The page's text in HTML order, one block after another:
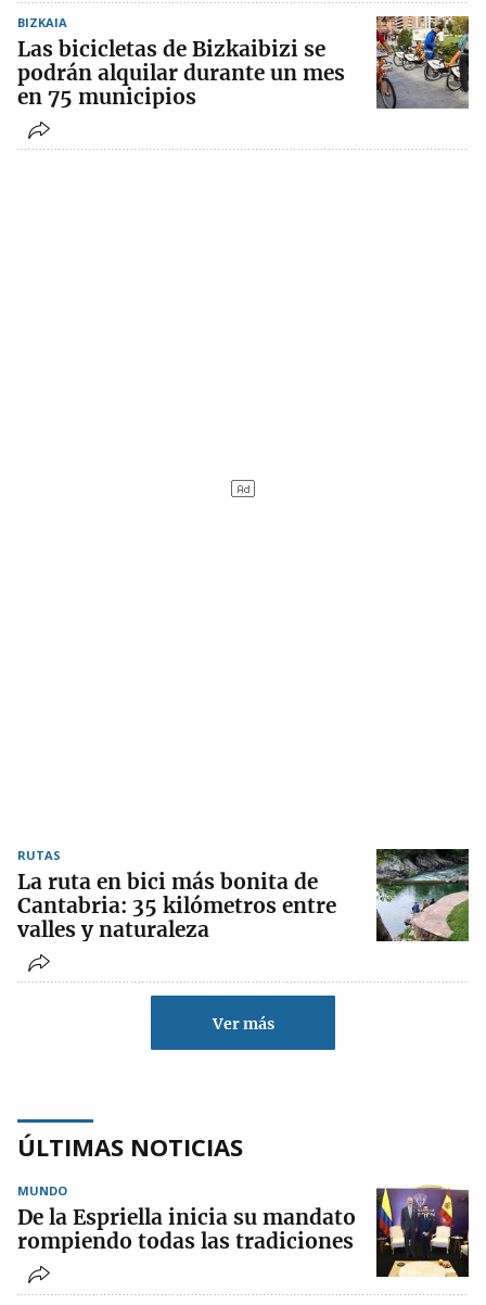
BIZKAIA
Las bicicletas de Bizkaibizi se
podrán alquilar durante un mes
en 75 municipios
RUTAS
La ruta en bici más bonita de
Cantabria: 35 kilómetros entre
valles y naturaleza
Ver más
ÚLTIMAS NOTICIAS
MUNDO
De la Espriella inicia su mandato
rompiendo todas las tradiciones